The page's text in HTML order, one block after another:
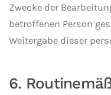
Zwecke der
betroffenen Person
Weitergabe dieser
6.